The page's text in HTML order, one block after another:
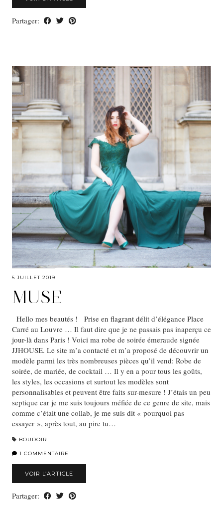
Partager:
5 JUILLET 2019
MUSE
Hello mes beautés ! Prise en flagrant délit d’élégance Place
Carré au Louvre … Il faut dire que je ne passais pas inaperçu ce
jour-là dans Paris ! Voici ma robe de soirée émeraude signée
JJHOUSE. Le site m’a contacté et m’a proposé de découvrir un
modèle parmi les très nombreuses pièces qu’il vend: Robe de
soirée, de mariée, de cocktail … Il y en a pour tous les goûts,
les styles, les occasions et surtout les modèles sont
personnalisables et peuvent être faits sur-mesure ! J’étais un peu
septique car je me suis toujours méfiée de ce genre de site, mais
comme c’était une collab, je me suis dit « pourquoi pas
essayer », après tout, au pire tu…
BOUDOIR
1 COMMENTAIRE
VOIR L’ARTICLE
Partager: